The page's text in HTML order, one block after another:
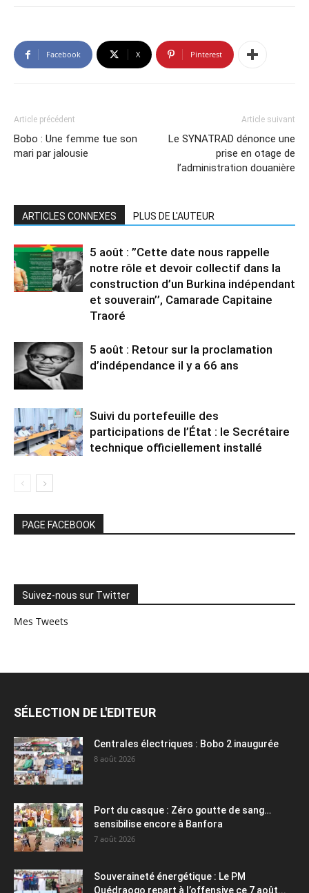
Facebook X Pinterest
Article précédent
Bobo : Une femme tue son
mari par jalousie
Article suivant
Le SYNATRAD dénonce une
prise en otage de
l’administration douanière
ARTICLES CONNEXES PLUS DE L'AUTEUR
5 août : ”Cette date nous rappelle
notre rôle et devoir collectif dans la
construction d’un Burkina indépendant
et souverain’’, Camarade Capitaine
Traoré
5 août : Retour sur la proclamation
d’indépendance il y a 66 ans
Suivi du portefeuille des
participations de l’État : le Secrétaire
technique officiellement installé
PAGE FACEBOOK
Suivez-nous sur Twitter
Mes Tweets
SÉLECTION DE L'EDITEUR
Centrales électriques : Bobo 2 inaugurée
8 août 2026
Port du casque : Zéro goutte de sang…
sensibilise encore à Banfora
7 août 2026
Souveraineté énergétique : Le PM
Ouédraogo repart à l’offensive ce 7 août...